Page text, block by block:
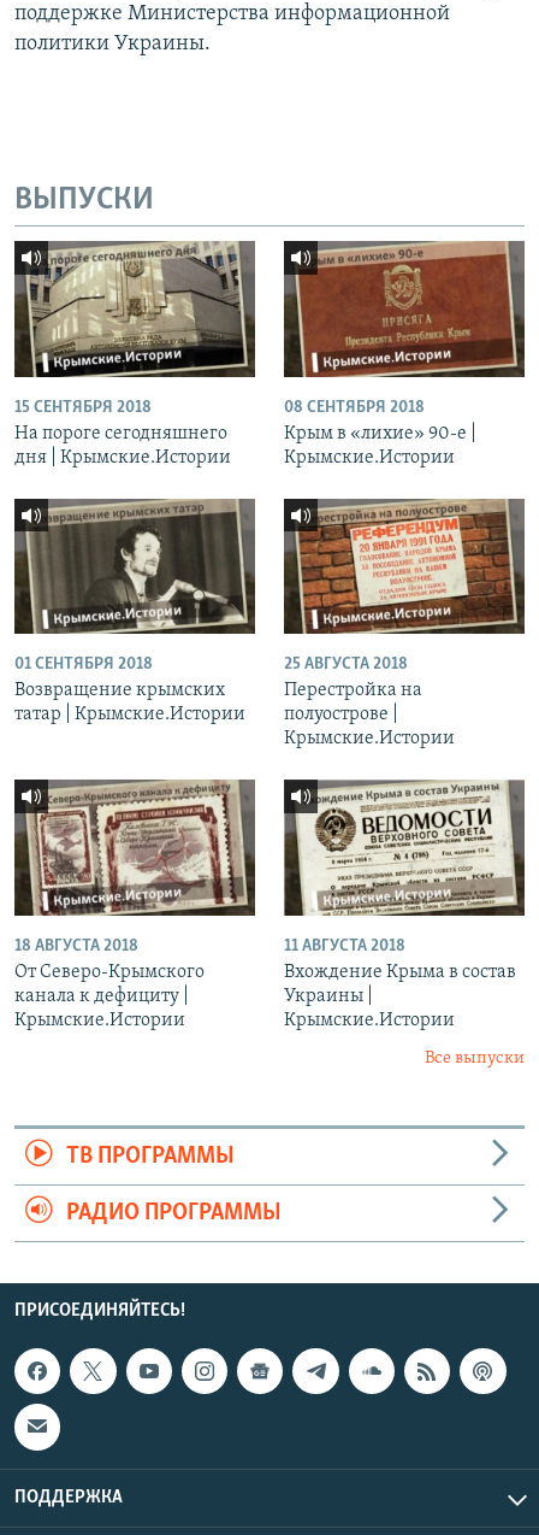
поддержке Министерства информационной
политики Украины.
ВЫПУСКИ
15 СЕНТЯБРЯ 2018
На пороге сегодняшнего
дня | Крымские.Истории
08 СЕНТЯБРЯ 2018
Крым в «лихие» 90-е |
Крымские.Истории
01 СЕНТЯБРЯ 2018
Возвращение крымских
татар | Крымские.Истории
25 АВГУСТА 2018
Перестройка на
полуострове |
Крымские.Истории
18 АВГУСТА 2018
От Северо-Крымского
канала к дефициту |
Крымские.Истории
11 АВГУСТА 2018
Вхождение Крыма в состав
Украины |
Крымские.Истории
Все выпуски
ТВ ПРОГРАММЫ
РАДИО ПРОГРАММЫ
ПРИСОЕДИНЯЙТЕСЬ!
ПОДДЕРЖКА